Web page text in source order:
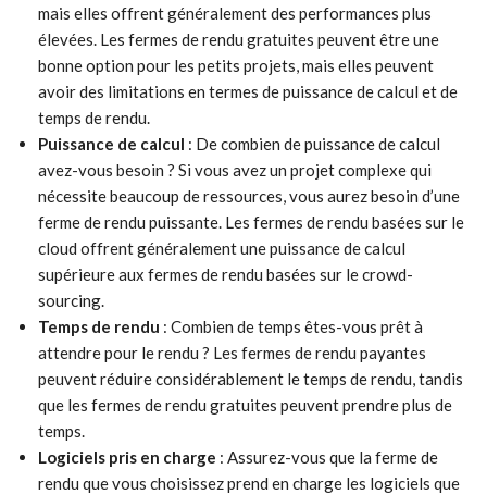
mais elles offrent généralement des performances plus
élevées. Les fermes de rendu gratuites peuvent être une
bonne option pour les petits projets, mais elles peuvent
avoir des limitations en termes de puissance de calcul et de
temps de rendu.
Puissance de calcul : De combien de puissance de calcul
avez-vous besoin ? Si vous avez un projet complexe qui
nécessite beaucoup de ressources, vous aurez besoin d’une
ferme de rendu puissante. Les fermes de rendu basées sur le
cloud offrent généralement une puissance de calcul
supérieure aux fermes de rendu basées sur le crowd-
sourcing.
Temps de rendu : Combien de temps êtes-vous prêt à
attendre pour le rendu ? Les fermes de rendu payantes
peuvent réduire considérablement le temps de rendu, tandis
que les fermes de rendu gratuites peuvent prendre plus de
temps.
Logiciels pris en charge : Assurez-vous que la ferme de
rendu que vous choisissez prend en charge les logiciels que